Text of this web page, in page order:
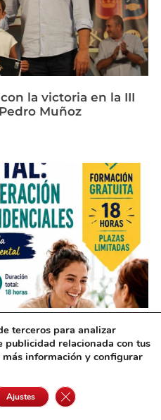
la victoria en la III
Muñoz
en Alcázar
sobre salud mental
terceros para analizar
publicidad relacionada con tus
información y configurar
Ajustes Cerrar el banner de